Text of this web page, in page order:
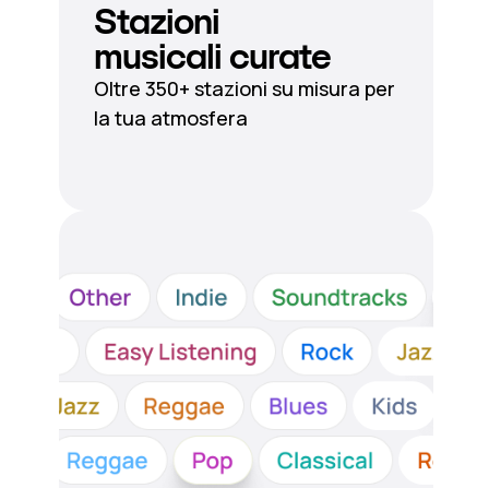
Stazioni
musicali curate
Oltre 350+ stazioni su misura per
la tua atmosfera